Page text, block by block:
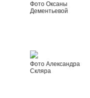
Фото Оксаны
Дементьевой
Фото Александра
Скляра